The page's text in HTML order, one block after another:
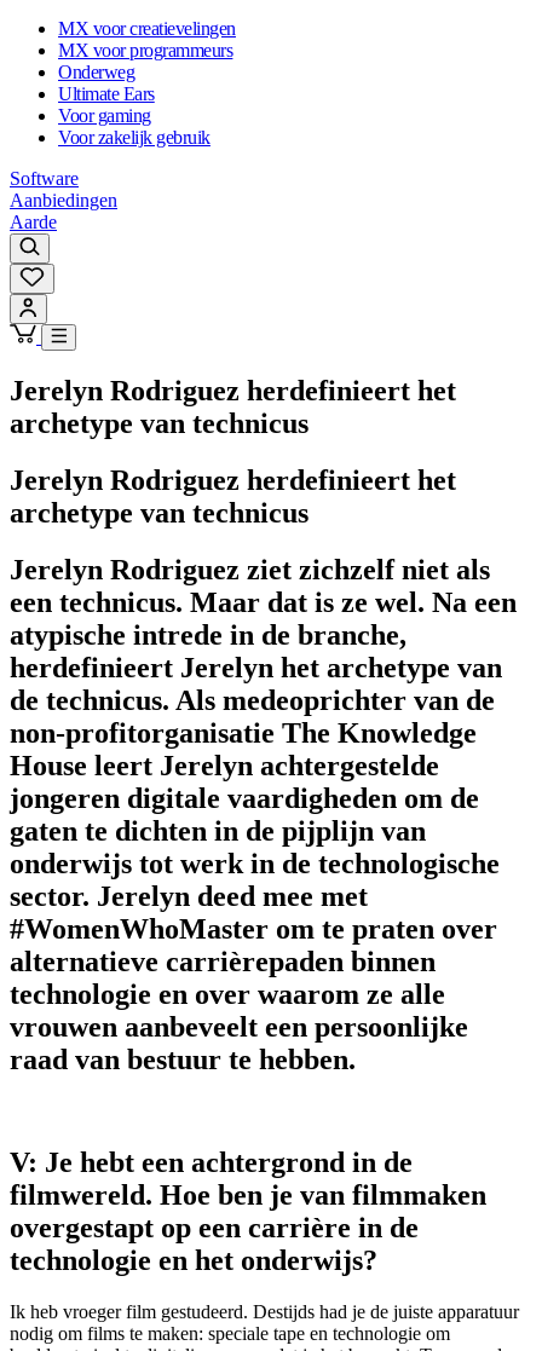
MX voor creatievelingen
MX voor programmeurs
Onderweg
Ultimate Ears
Voor gaming
Voor zakelijk gebruik
Software
Aanbiedingen
Aarde
Jerelyn Rodriguez herdefinieert het
archetype van technicus
Jerelyn Rodriguez herdefinieert het
archetype van technicus
Jerelyn Rodriguez ziet zichzelf niet als
een technicus. Maar dat is ze wel. Na een
atypische intrede in de branche,
herdefinieert Jerelyn het archetype van
de technicus. Als medeoprichter van de
non-profitorganisatie The Knowledge
House leert Jerelyn achtergestelde
jongeren digitale vaardigheden om de
gaten te dichten in de pijplijn van
onderwijs tot werk in de technologische
sector. Jerelyn deed mee met
#WomenWhoMaster om te praten over
alternatieve carrièrepaden binnen
technologie en over waarom ze alle
vrouwen aanbeveelt een persoonlijke
raad van bestuur te hebben.
V: Je hebt een achtergrond in de
filmwereld. Hoe ben je van filmmaken
overgestapt op een carrière in de
technologie en het onderwijs?
Ik heb vroeger film gestudeerd. Destijds had je de juiste apparatuur
nodig om films te maken: speciale tape en technologie om